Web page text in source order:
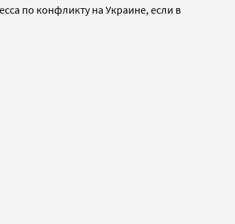
по конфликту на Украине, если в